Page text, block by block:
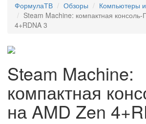
ФормулаТВ Обзоры
Компьютеры и
Steam Machine: компактная
4+RDNA 3
Steam Machine:
компактная
на AMD Zen